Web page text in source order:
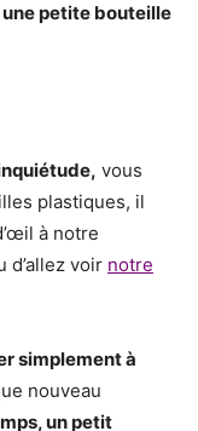
petite bouteille
vous
plastiques, il
à notre
d’allez voir notre
simplement à
nouveau
un petit